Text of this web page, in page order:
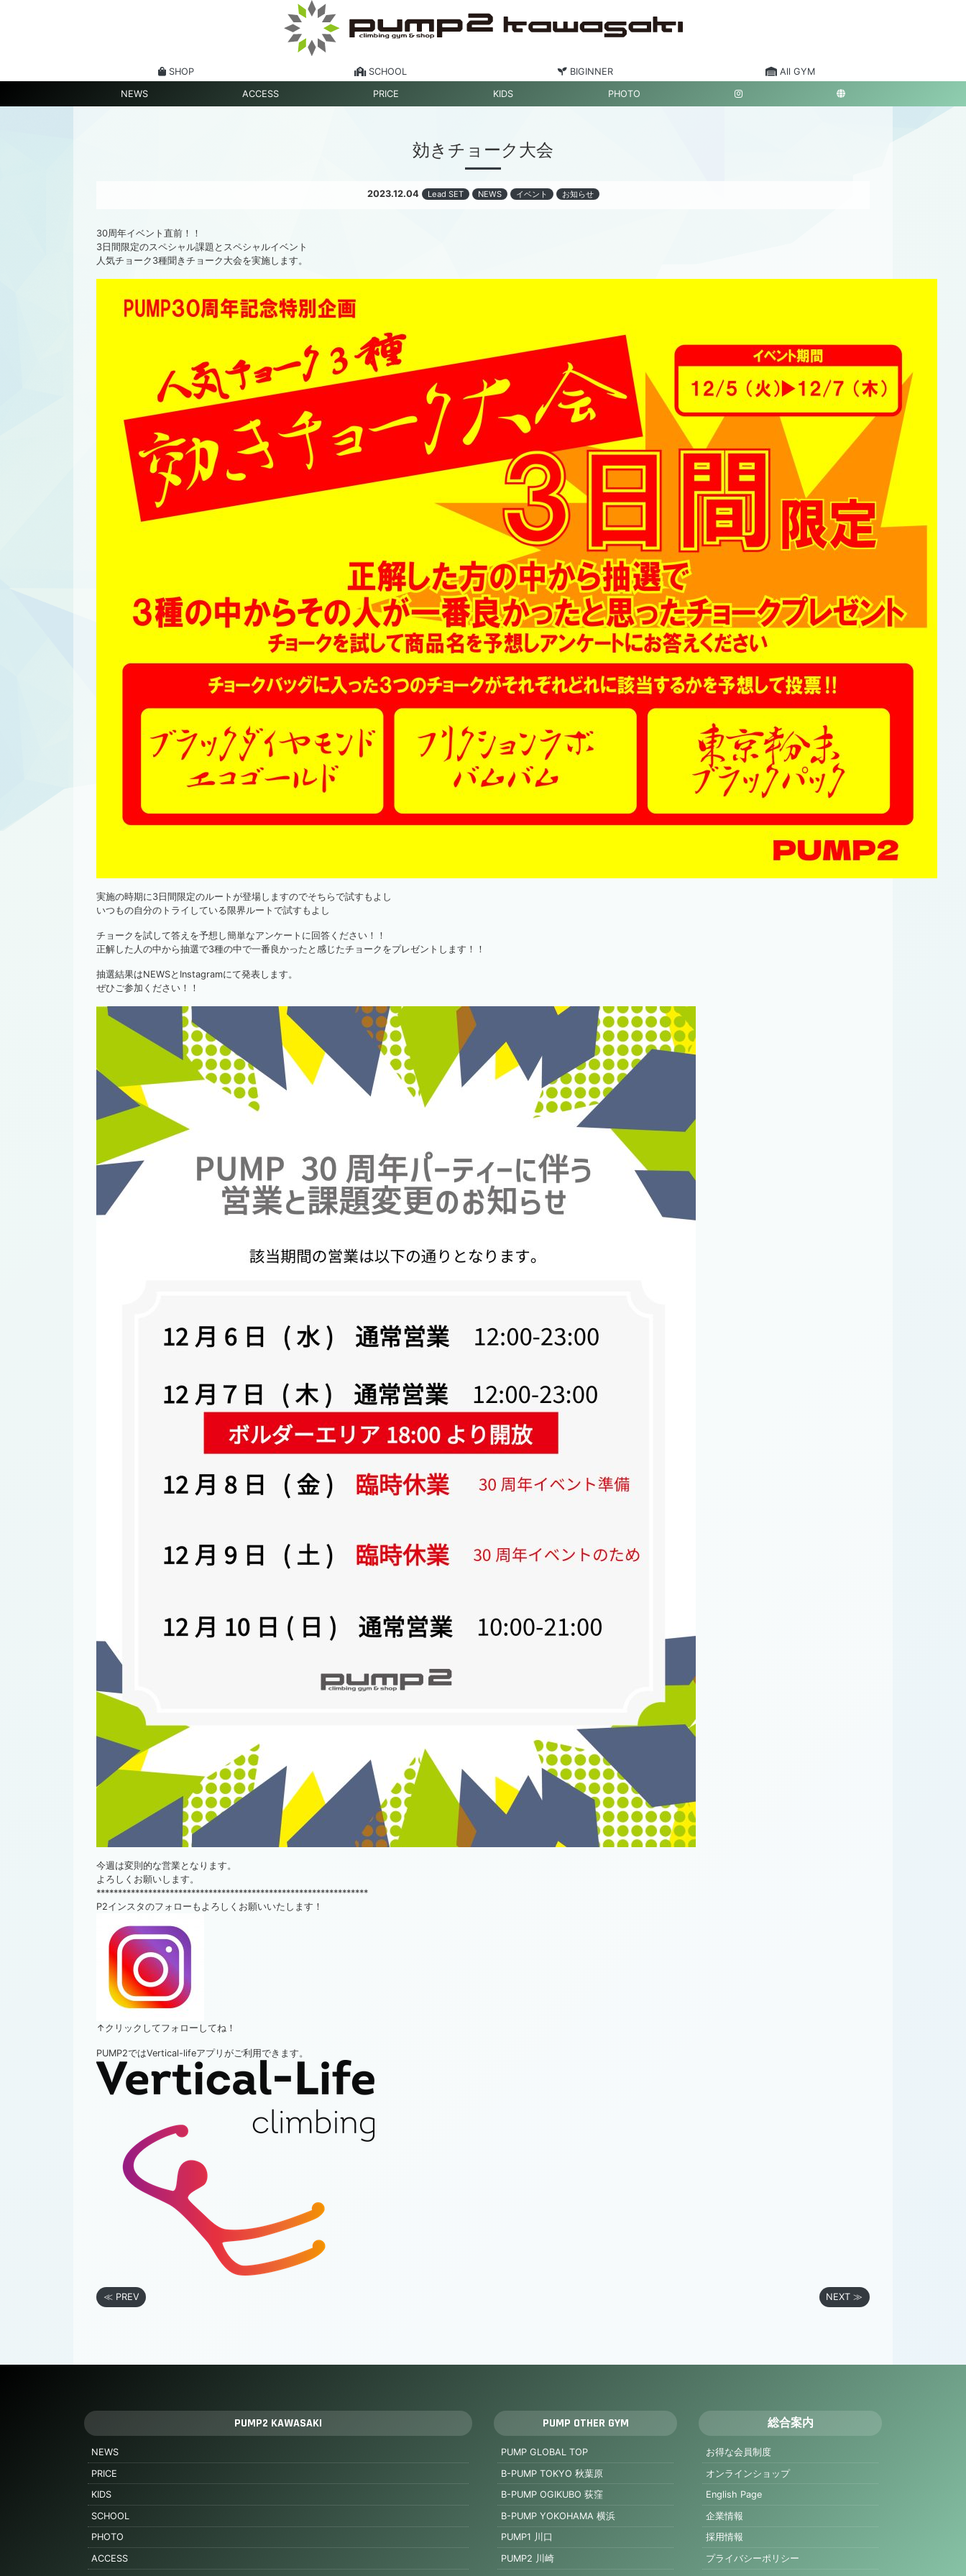
SHOP SCHOOL BIGINNER All GYM
NEWS ACCESS PRICE KIDS PHOTO
効きチョーク大会
2023.12.04 Lead SET NEWS イベント お知らせ
30周年イベント直前！！
3日間限定のスペシャル課題とスペシャルイベント
人気チョーク3種聞きチョーク大会を実施します。
実施の時期に3日間限定のルートが登場しますのでそちらで試すもよし
いつもの自分のトライしている限界ルートで試すもよし
チョークを試して答えを予想し簡単なアンケートに回答ください！！
正解した人の中から抽選で3種の中で一番良かったと感じたチョークをプレゼントします！！
抽選結果はNEWSとInstagramにて発表します。
ぜひご参加ください！！
今週は変則的な営業となります。
よろしくお願いします。
***************************************************************
P2インスタのフォローもよろしくお願いいたします！
↑クリックしてフォローしてね！
PUMP2ではVertical-lifeアプリがご利用できます。
≪ PREV NEXT ≫
PUMP2 KAWASAKI
NEWS
PRICE
KIDS
SCHOOL
PHOTO
ACCESS
PUMP OTHER GYM
PUMP GLOBAL TOP
B-PUMP TOKYO 秋葉原
B-PUMP OGIKUBO 荻窪
B-PUMP YOKOHAMA 横浜
PUMP1 川口
PUMP2 川崎
総合案内
お得な会員制度
オンラインショップ
English Page
企業情報
採用情報
プライバシーポリシー